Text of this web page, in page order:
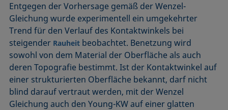
Entgegen der Vorhersage gemäß der Wenzel-
Gleichung wurde experimentell ein umgekehrter
Trend für den Verlauf des Kontaktwinkels bei
steigender Rauheit beobachtet. Benetzung wird
sowohl von dem Material der Oberfläche als auch
deren Topografie bestimmt. Ist der Kontaktwinkel auf
einer strukturierten Oberfläche bekannt, darf nicht
blind darauf vertraut werden, mit der Wenzel
Gleichung auch den Young-KW auf einer glatten